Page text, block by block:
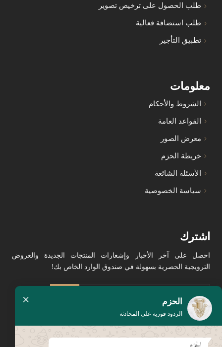
الحزم
الردود فورية على المحادثة
×
طلب الحصول على ترخيص تصوير
طلب استضافة فعالية
تطبيق التأجير
معلومات
الشروط والأحكام
القواعد العامة
معرض الصور
خريطة الحزم
الأسئلة الشائعة
سياسة الخصوصية
اشترك
احصل على آخر الأخبار وإشعارات المنتجات الجديدة والعروض
الترويجية الحصرية بسهولة في صندوق الوارد الخاص بك!